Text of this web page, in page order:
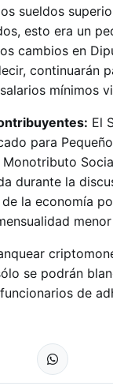
sueldos
esto era un
cambios en
continuarán
mínimos
El
para
durante la
la economía
se podrán
de